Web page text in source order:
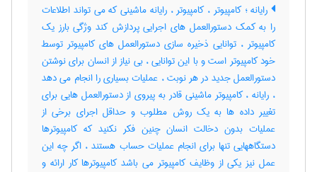
رایانه ؛ کامپیوتر ، کامپیوتر ، رایانه ماشینی که می تواند اطلاعات
را به کمک دستورالعمل های اجرایی پردازش کند وژگی بارز یک
کامپیوتر ، توانایی ذخیره سازی دستورالعمل های کامپیوتر توسط
خود کامپیوتر است و با این توانایی ، بی نیاز از انسان برای نوشتن
دستورالعمل جدید در هر نوبت ، عملیات بسیاری را انجام می دهد
، رایانه ، کامپیوتر ماشینی قادر به پیروی از دستورالعمل هایی برای
تغییر داده ها به یک روش مطلوب و حداقل اجرای برخی از
عملیات بدون دخالت انسان چنین فکر نکنید که کامپیوترها
دستگاههایی تنها برای انجام عملیات حساب هستند ، اگر چه این
عمل نیز یکی از وظایف کامپیوتر می باشد کامپیوترها کار ارائه و